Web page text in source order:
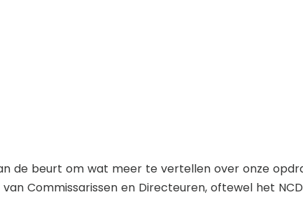
de beurt om wat meer te vertellen over onze
Commissarissen en Directeuren, oftewel het